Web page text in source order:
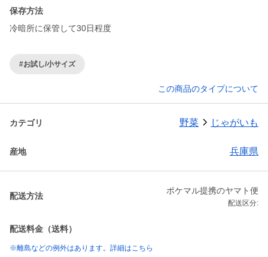
保存方法
冷暗所に保管して30日程度
#お試し/小サイズ
この商品のタイプについて
カテゴリ 野菜 じゃがいも
産地 兵庫県
配送方法
ポケマル提携のヤマト便
配送区分:
配送料金（送料）
※離島などの例外はあります。詳細はこちら